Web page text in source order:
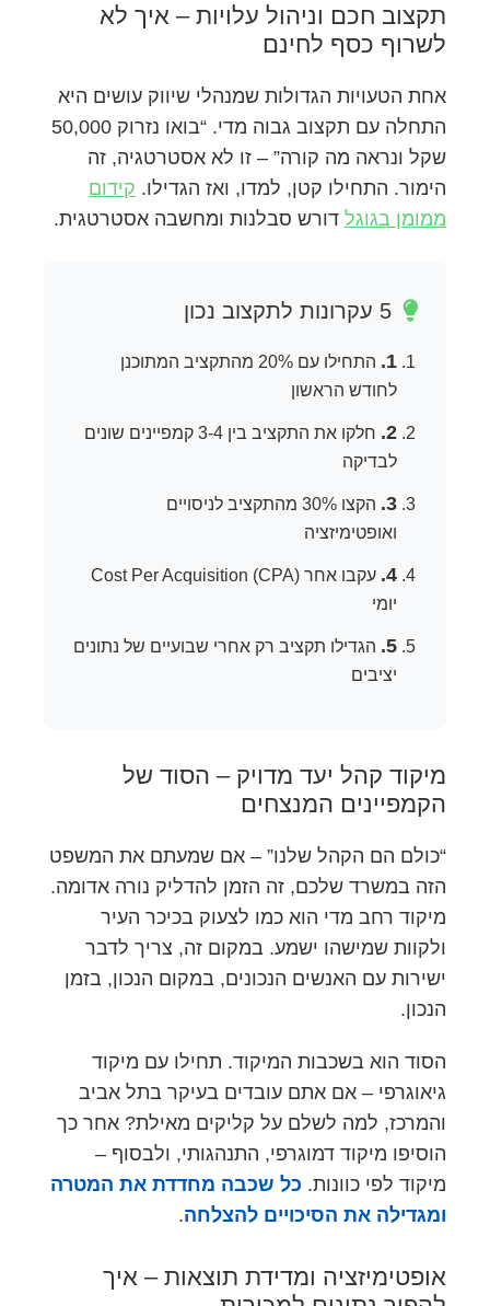
תקצוב חכם וניהול עלויות – איך לא
לשרוף כסף לחינם
אחת הטעויות הגדולות שמנהלי שיווק עושים היא
התחלה עם תקצוב גבוה מדי. “בואו נזרוק 50,000
שקל ונראה מה קורה” – זו לא אסטרטגיה, זה
הימור. התחילו קטן, למדו, ואז הגדילו. קידום
ממומן בגוגל דורש סבלנות ומחשבה אסטרטגית.
5 עקרונות לתקצוב נכון
1.
התחילו עם 20% מהתקציב המתוכנן
לחודש הראשון
2.
חלקו את התקציב בין 3-4 קמפיינים שונים
לבדיקה
3.
הקצו 30% מהתקציב לניסויים
ואופטימיזציה
4.
עקבו אחר Cost Per Acquisition (CPA)
יומי
5. הגדילו תקציב רק אחרי שבועיים של נתונים
יציבים
מיקוד קהל יעד מדויק – הסוד של
הקמפיינים המנצחים
“כולם הם הקהל שלנו” – אם שמעתם את המשפט
הזה במשרד שלכם, זה הזמן להדליק נורה אדומה.
מיקוד רחב מדי הוא כמו לצעוק בכיכר העיר
ולקוות שמישהו ישמע. במקום זה, צריך לדבר
ישירות עם האנשים הנכונים, במקום הנכון, בזמן
הנכון.
הסוד הוא בשכבות המיקוד. תחילו עם מיקוד
גיאוגרפי – אם אתם עובדים בעיקר בתל אביב
והמרכז, למה לשלם על קליקים מאילת? אחר כך
הוסיפו מיקוד דמוגרפי, התנהגותי, ולבסוף –
מיקוד לפי כוונות. כל שכבה מחדדת את המטרה
ומגדילה את הסיכויים להצלחה.
אופטימיזציה ומדידת תוצאות – איך